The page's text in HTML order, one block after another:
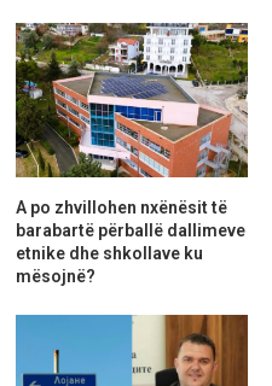
A po zhvillohen nxënësit të
barabartë përballë dallimeve
etnike dhe shkollave ku
mësojnë?